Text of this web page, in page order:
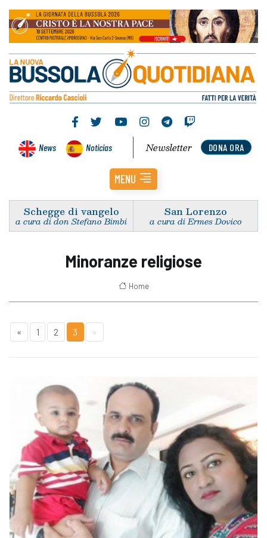
News Noticias DONA ORA
Newsletter
MENU
Schegge di vangelo
a cura di don Stefano Bimbi
San Lorenzo
a cura di Ermes Dovico
Minoranze religiose
Home
« 1 2 3 »